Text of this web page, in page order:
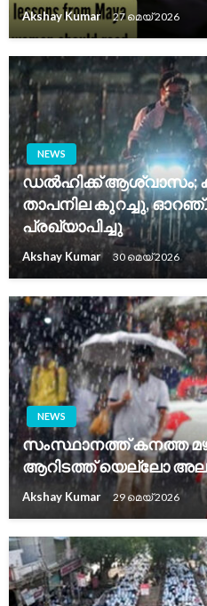
Akshay Kumar 27 മെയ്‌ 2026
NEWS
ഡൽഹിക്ക് ആശ്വാസം;
താപനില കുറച്ചു,
പ്രഖ്യാപിച്ചു
Akshay Kumar 30 മെയ്‌ 2026
NEWS
സംസ്ഥാനത്ത് കനത്ത
ആറിടത്ത് യെല്ലോ
Akshay Kumar 29 മെയ്‌ 2026